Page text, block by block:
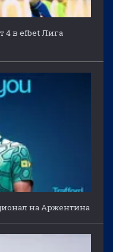
4 в efbet Лига
на Аржентина